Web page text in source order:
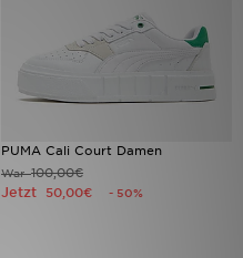
PUMA Cali Court Damen
War100,00€
Jetzt 50,00€ - 50%